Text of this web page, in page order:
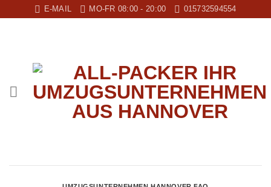
E-MAIL MO-FR 08:00 - 20:00 015732594554